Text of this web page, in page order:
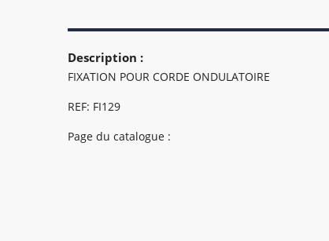
Description :
FIXATION POUR CORDE ONDULATOIRE
REF: FI129
Page du catalogue :